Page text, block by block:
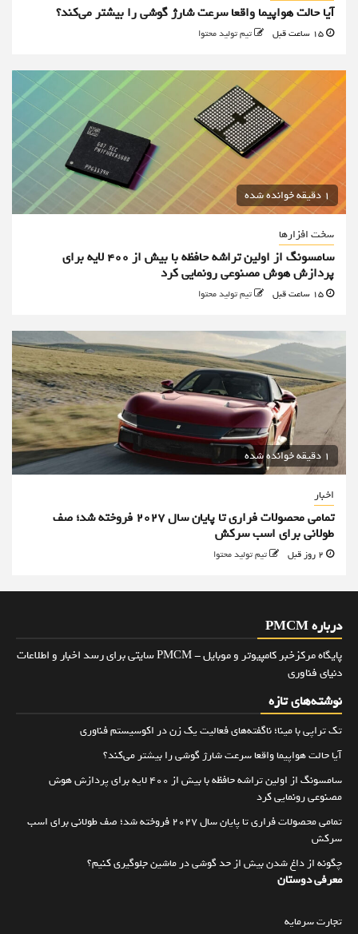
آیا حالت هواپیما واقعا سرعت شارژ گوشی را بیشتر می‌کند؟
تیم تولید محتوا
1 دقیقه خوانده شده
سخت افزارها
سامسونگ از اولین تراشه حافظه با بیش از ۴۰۰ لایه برای
پردازش هوش مصنوعی رونمایی کرد
تیم تولید محتوا
1 دقیقه خوانده شده
اخبار
تمامی محصولات فراری تا پایان سال ۲۰۲۷ فروخته شد؛ صف
طولانی برای اسب سرکش
تیم تولید محتوا
درباره PMCM
پایگاه مرکزخبر کامپیوتر و موبایل - PMCM سایتی برای رسد اخبار و اطلاعات
دنیای فناوری
نوشته‌های تازه
تک تراپی با مینا؛ ناگفته‌های فعالیت یک زن در اکوسیستم فناوری
آیا حالت هواپیما واقعا سرعت شارژ گوشی را بیشتر می‌کند؟
سامسونگ از اولین تراشه حافظه با بیش از ۴۰۰ لایه برای پردازش هوش
مصنوعی رونمایی کرد
تمامی محصولات فراری تا پایان سال ۲۰۲۷ فروخته شد؛ صف طولانی برای اسب
سرکش
چگونه از داغ شدن بیش از حد گوشی در ماشین جلوگیری کنیم؟
معرفی دوستان
تجارت سرمایه